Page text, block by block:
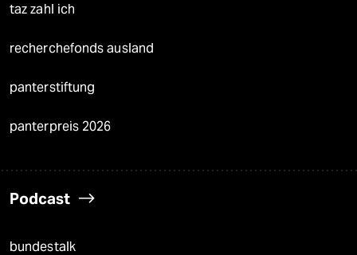
taz zahl ich
recherchefonds ausland
panterstiftung
panterpreis 2026
Podcast
bundestalk